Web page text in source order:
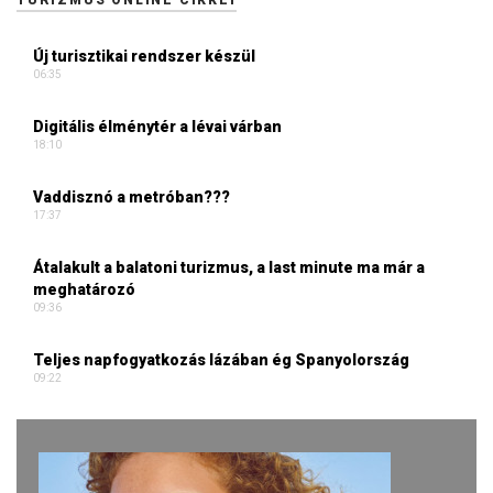
Új turisztikai rendszer készül
06:35
Digitális élménytér a lévai várban
18:10
Vaddisznó a metróban???
17:37
Átalakult a balatoni turizmus, a last minute ma már a
meghatározó
09:36
Teljes napfogyatkozás lázában ég Spanyolország
09:22